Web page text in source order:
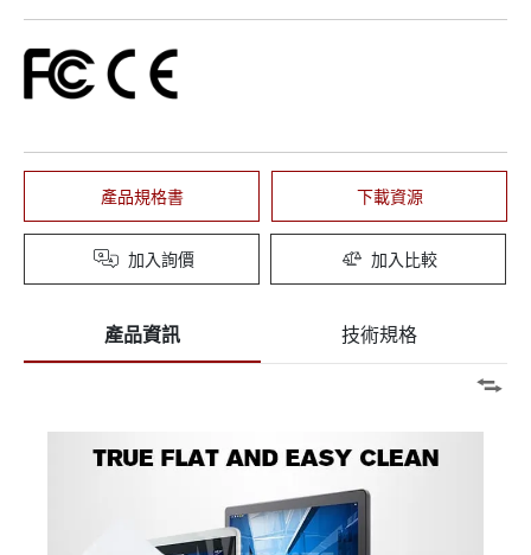
產品規格書 下載資源
加入詢價 加入比較
產品資訊 技術規格